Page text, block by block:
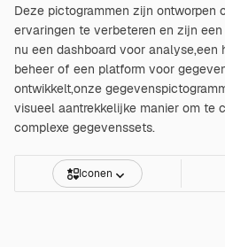
Deze pictogrammen zijn ontworpen
ervaringen te verbeteren en zijn
nu een dashboard voor
beheer of een platform voor
ontwikkelt,onze
visueel aantrekkelijke manier om te
complexe gegevenssets.
Iconen